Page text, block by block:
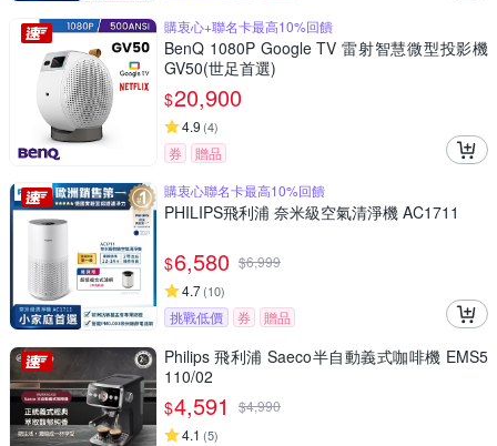
購衷心+聯名卡最高10%回饋
BenQ 1080P Google TV 雷射智慧微型投影機
GV50(世足首選)
$20,900
4.9 (4)
券
贈品
購衷心聯名卡最高10%回饋
PHILIPS飛利浦 奈米級空氣清淨機 AC1711
$6,580 $6,999
4.7(10)
挑戰低價 券 贈品
Philips 飛利浦 Saeco半自動義式咖啡機 EMS5
110/02
$4,591 $4,990
4.1 (5)